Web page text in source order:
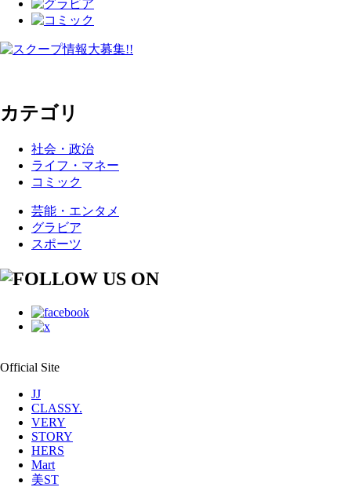
カテゴリ
社会・政治
ライフ・マネー
コミック
芸能・エンタメ
グラビア
スポーツ
Official Site
JJ
CLASSY.
VERY
STORY
HERS
Mart
美ST